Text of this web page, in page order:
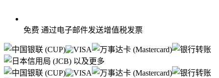
免费 通过电子邮件发送增值税发票
以及更多